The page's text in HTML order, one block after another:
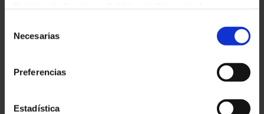
Necesarias
Preferencias
Estadística